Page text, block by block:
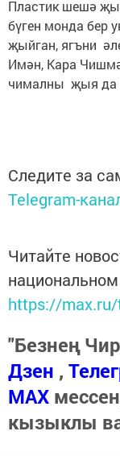
Пластик шешә
бүген монда бер
җыйган, ягъни
Имән, Кара
чималны җыя да
Следите за
Telegram-
Читайте
https://
"Безнең
Дзен ,
МАХ
кызыклы